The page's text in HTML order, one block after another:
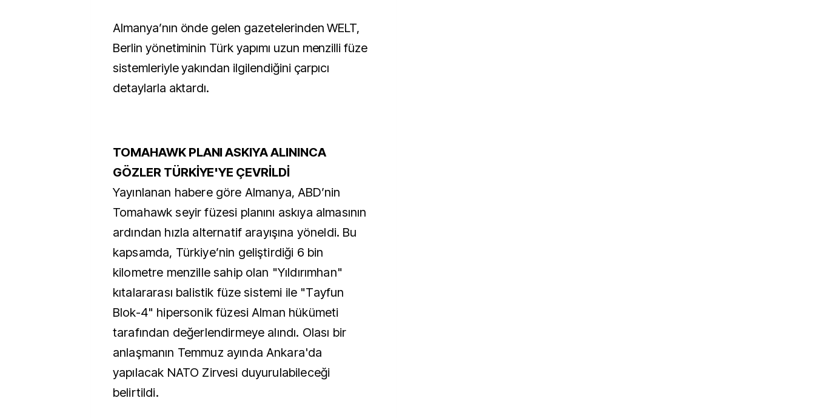
Almanya’nın önde gelen gazetelerinden WELT,
Berlin yönetiminin Türk yapımı uzun menzilli füze
sistemleriyle yakından ilgilendiğini çarpıcı
detaylarla aktardı.
TOMAHAWK PLANI ASKIYA ALININCA
GÖZLER TÜRKİYE'YE ÇEVRİLDİ
Yayınlanan habere göre Almanya, ABD’nin
Tomahawk seyir füzesi planını askıya almasının
ardından hızla alternatif arayışına yöneldi. Bu
kapsamda, Türkiye’nin geliştirdiği 6 bin
kilometre menzille sahip olan "Yıldırımhan"
kıtalararası balistik füze sistemi ile "Tayfun
Blok-4" hipersonik füzesi Alman hükümeti
tarafından değerlendirmeye alındı. Olası bir
anlaşmanın Temmuz ayında Ankara'da
yapılacak NATO Zirvesi duyurulabileceği
belirtildi.